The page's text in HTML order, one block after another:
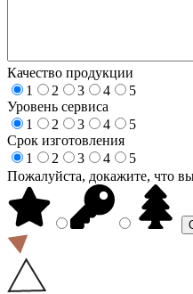
Качество продукции
1
2 3 4
5
Уровень сервиса
1
2 3 4
5
Срок изготовления
1
2 3 4
5
Пожалуйста, докажите, что